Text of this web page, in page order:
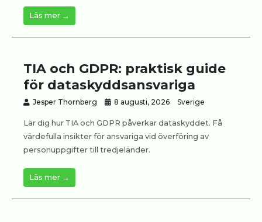
Läs mer →
TIA och GDPR: praktisk guide
för dataskyddsansvariga
Jesper Thornberg 8 augusti, 2026 Sverige
Lär dig hur TIA och GDPR påverkar dataskyddet. Få
värdefulla insikter för ansvariga vid överföring av
personuppgifter till tredjeländer.
Läs mer →